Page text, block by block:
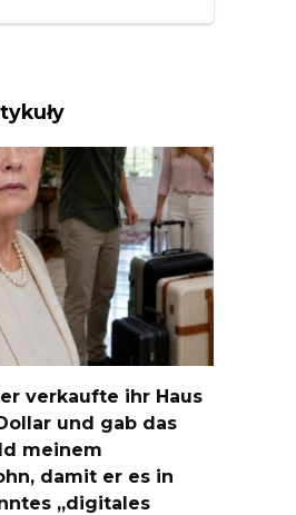
verkaufte ihr Haus
und gab das
meinem
damit er es in
„digitales